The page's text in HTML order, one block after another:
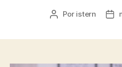
Autor
Por istern